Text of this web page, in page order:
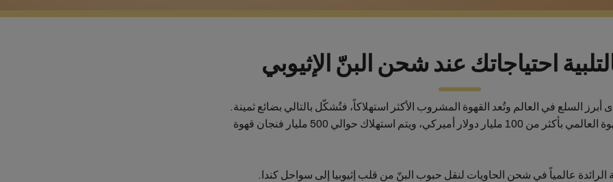
لتلبية احتياجاتك عند شحن البنّ الإثيوبي
أبرز السلع في العالم وتُعد القهوة المشروب الأكثر استهلاكاً، فتُشكّل بالتالي بضائع ثمينة.
تُقدر قيمة قطاع القهوة العالمي بأكثر من 100 مليار دولار أميركي، ويتم استهلاك حوالي 500 مليار فنجان قهوة
عالمياً في شحن الحاويات لنقل حبوب البنّ من قلب إثيوبيا إلى سواحل كندا.